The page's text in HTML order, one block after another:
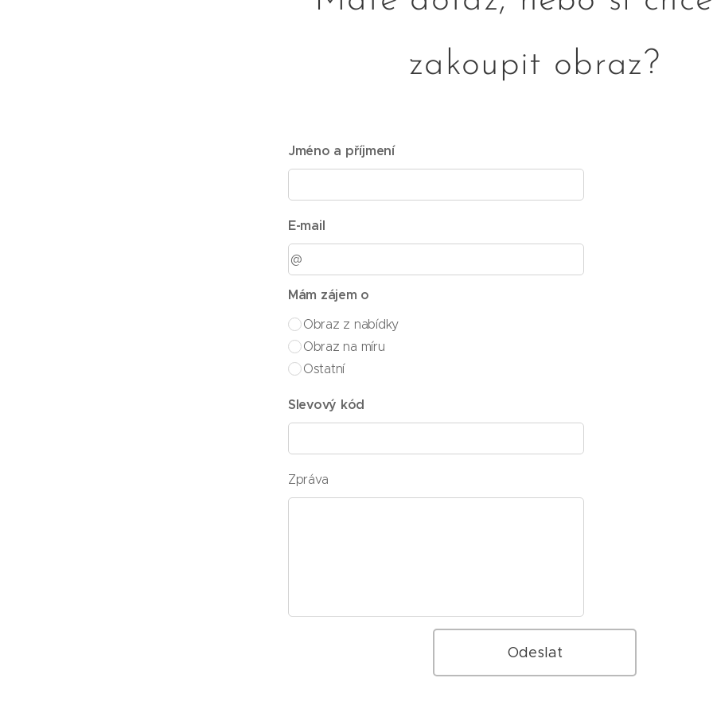
zakoupit obraz?
Jméno a příjmení
E-mail
Mám zájem o
Obraz z nabídky
Obraz na míru
Ostatní
Slevový kód
Zpráva
Odeslat